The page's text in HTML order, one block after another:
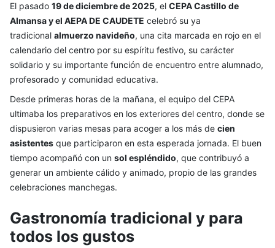
El pasado 19 de diciembre de 2025, el CEPA Castillo de
Almansa y el AEPA DE CAUDETE celebró su ya
tradicional almuerzo navideño, una cita marcada en rojo en el
calendario del centro por su espíritu festivo, su carácter
solidario y su importante función de encuentro entre alumnado,
profesorado y comunidad educativa.
Desde primeras horas de la mañana, el equipo del CEPA
ultimaba los preparativos en los exteriores del centro, donde se
dispusieron varias mesas para acoger a los más de cien
asistentes que participaron en esta esperada jornada. El buen
tiempo acompañó con un sol espléndido, que contribuyó a
generar un ambiente cálido y animado, propio de las grandes
celebraciones manchegas.
Gastronomía tradicional y para
todos los gustos